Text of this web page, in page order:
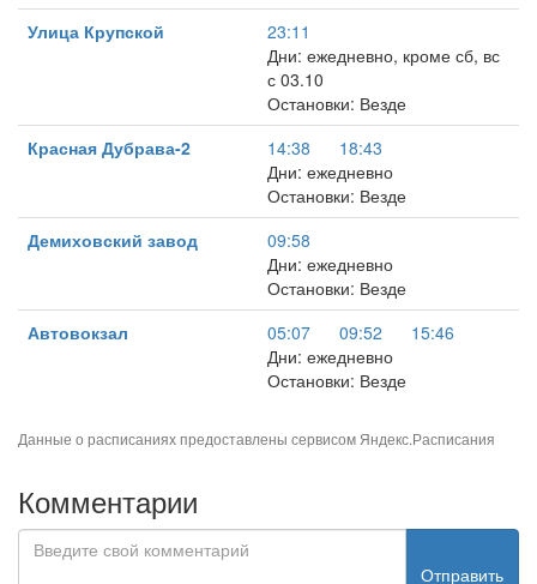
Улица Крупской
23:11
Дни: ежедневно, кроме сб, вс
с 03.10
Остановки: Везде
Красная Дубрава-2
14:38
18:43
Дни: ежедневно
Остановки: Везде
Демиховский завод
09:58
Дни: ежедневно
Остановки: Везде
Автовокзал
05:07 09:52
15:46
Дни: ежедневно
Остановки: Везде
Данные о расписаниях предоставлены сервисом Яндекс.Расписания
Комментарии
Отправить